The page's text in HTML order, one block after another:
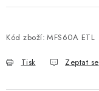
Kód zboží: MFS60A ETL
Tisk Zeptat se